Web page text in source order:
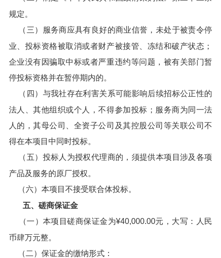
规定。
（三）服务商应具有良好的商业信誉，未处于被责令停
业、投标资格被取消或者财产被接管、冻结和破产状态；
企业没有因骗取中标或者严重违约等问题，被有关部门暂
停投标资格并在暂停期内的。
（四）与我社存在利害关系可能影响后续招标公正性的
法人、其他组织或个人，不得参加投标；服务商为同一法
人的，其母公司、全资子公司及其控股公司等关联公司不
得在本项目中同时投标。
（五）投标人为授权代理商的，须提供本项目涉及各项
产品及服务的原厂授权。
（六）本项目不接受联合体投标。
五、磋商保证金
（一）本项目磋商保证金为¥40,000.00元，大写：人民
币肆万元整。
（二）保证金的缴纳形式：